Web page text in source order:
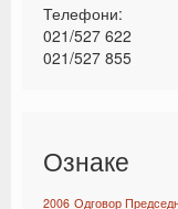
Телефони:
021/527 622
021/527 855
Ознаке
2006 Одговор